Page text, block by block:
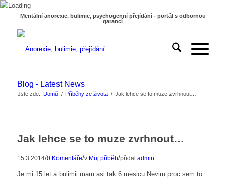
Mentální anorexie, bulimie, psychogenní přejídání - portál s odbornou
garancí
Blog - Latest News
Jste zde: Domů / Příběhy ze života / Jak lehce se to muze zvrhnout…
Jak lehce se to muze zvrhnout…
15.3.2014/0 Komentáře/v Můj příběh/přidal admin
Je mi 15 let a bulimii mam asi tak 6 mesicu.Nevim proc sem to